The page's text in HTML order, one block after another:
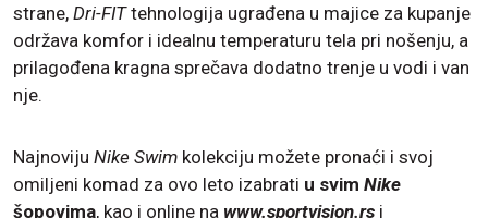
strane, Dri-FITtehnologija ugrađena u majice za kupanje
održava komfor i idealnu temperaturu tela pri nošenju, a
prilagođena kragna sprečava dodatno trenje u vodi i van
nje.
Najnoviju Nike Swim kolekciju možete pronaći i svoj
omiljeni komad za ovo leto izabrati u svim Nike
šopovima, kao i online na www.sportvision.rs i